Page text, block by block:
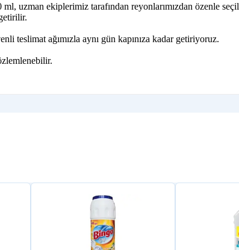
uzman ekiplerimiz tarafından reyonlarımızdan özenle
teslimat ağımızla aynı gün kapınıza kadar getiriyoruz.